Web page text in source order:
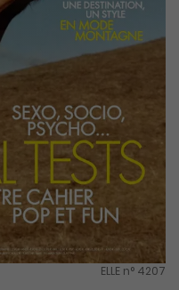
ELLE n° 4207